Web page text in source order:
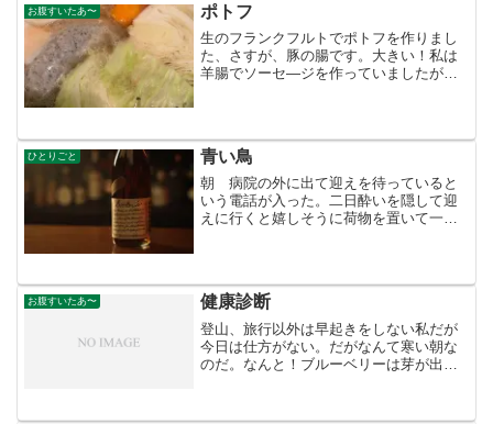
お腹すいたあ〜 ポトフ
生のフランクフルトでポトフを作りまし
た、さすが、豚の腸です。大きい！私は
羊腸でソーセ—ジを作っていましたが豚
ひとりごと 青い鳥
朝 病院の外に出て迎えを待っていると
いう電話が入った。二日酔いを隠して迎
えに行くと嬉しそうに荷物を置いて一人
客だ。気分直しに近くのBA...
お腹すいたあ〜 健康診断
登山、旅行以外は早起きをしない私だが
今日は仕方がない。だがなんて寒い朝な
のだ。なんと！ブルーベリーは芽が出て